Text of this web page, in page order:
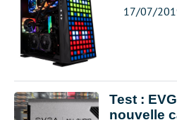
17/07/
Test :
nouvelle